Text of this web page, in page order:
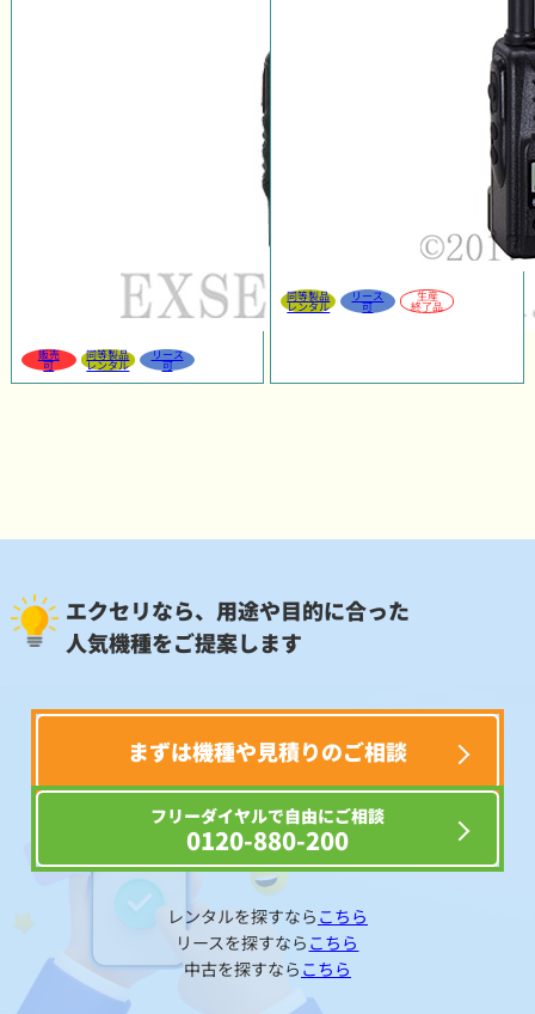
販売
可
同等製品
レンタル
リース
可
同等製品
レンタル
リース
可
生産
終了品
エクセリなら、用途や目的に合った
人気機種をご提案します
まずは機種や見積りのご相談
フリーダイヤルで自由にご相談
0120-880-200
レンタルを探すなら こちら
リースを探すなら こちら
中古を探すなら こちら